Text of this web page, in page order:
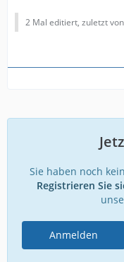
2 Mal editiert, zuletzt von
Sie haben noch
Registrieren Sie
Anmelden